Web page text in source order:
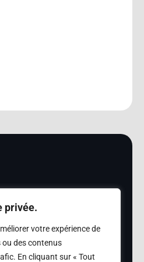
privée.
votre expérience de
des contenus
En cliquant sur « Tout